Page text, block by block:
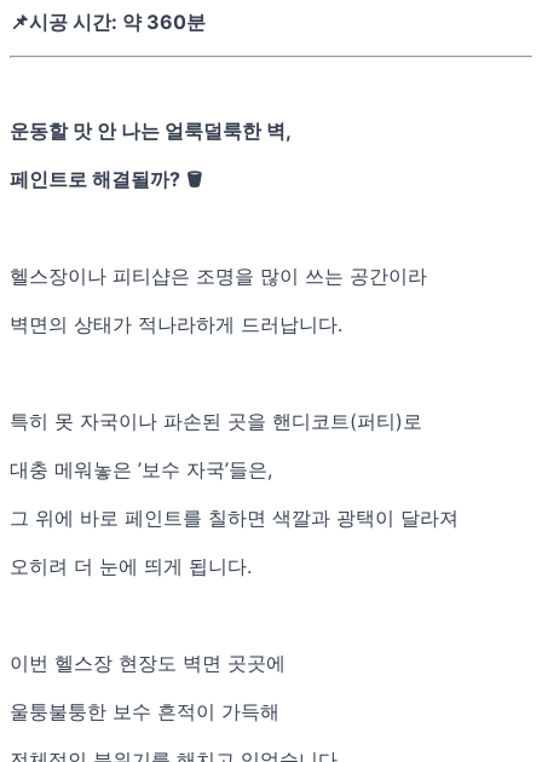
📌시공 시간: 약 360분
운동할 맛 안 나는 얼룩덜룩한 벽,
페인트로 해결될까? 🪣
헬스장이나 피티샵은 조명을 많이 쓰는 공간이라
벽면의 상태가 적나라하게 드러납니다.
특히 못 자국이나 파손된 곳을 핸디코트(퍼티)로
대충 메워놓은 ’보수 자국’들은,
그 위에 바로 페인트를 칠하면 색깔과 광택이 달라져
오히려 더 눈에 띄게 됩니다.
이번 헬스장 현장도 벽면 곳곳에
울퉁불퉁한 보수 흔적이 가득해